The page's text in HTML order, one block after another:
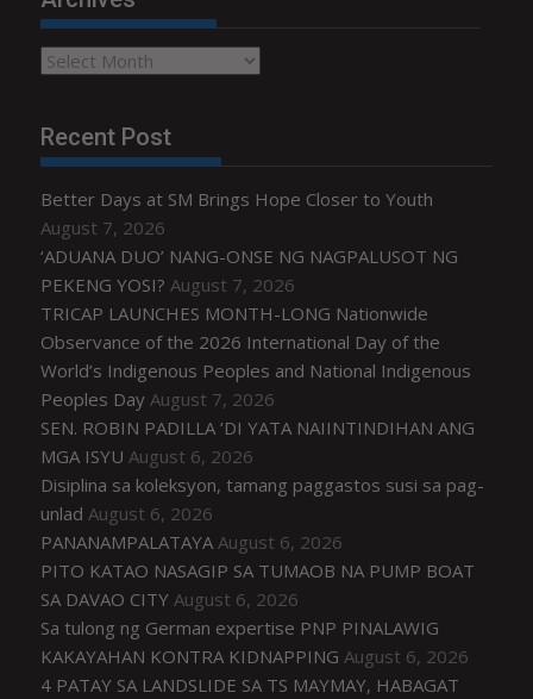
Archives
Recent Post
Better Days at SM Brings Hope Closer to Youth
August 7, 2026
‘ADUANA DUO’ NANG-ONSE NG NAGPALUSOT NG
PEKENG YOSI? August 7, 2026
TRICAP LAUNCHES MONTH-LONG Nationwide
Observance of the 2026 International Day of the
World’s Indigenous Peoples and National Indigenous
Peoples Day August 7, 2026
SEN. ROBIN PADILLA ‘DI YATA NAIINTINDIHAN ANG
MGA ISYU August 6, 2026
Disiplina sa koleksyon, tamang paggastos susi sa pag-
unlad August 6, 2026
PANANAMPALATAYA August 6, 2026
PITO KATAO NASAGIP SA TUMAOB NA PUMP BOAT
SA DAVAO CITY August 6, 2026
Sa tulong ng German expertise PNP PINALAWIG
KAKAYAHAN KONTRA KIDNAPPING August 6, 2026
4 PATAY SA LANDSLIDE SA TS MAYMAY, HABAGAT